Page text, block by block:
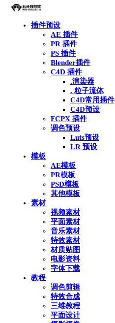
插件预设
AE 插件
PR 插件
PS 插件
Blender插件
C4D 插件
.渲染器
. 粒子流体
C4D常用插件
C4D预设
FCPX 插件
调色预设
Luts预设
LR 预设
模板
AE模板
PR模板
PSD模板
其他模板
素材
视频素材
平面素材
音乐素材
特效素材
材质贴图
电影资料
字体下载
教程
调色剪辑
特效合成
三维教程
平面设计